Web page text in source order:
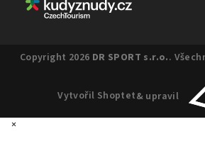
Copyright 2026 DR SPORT s.r.o..
Vytvořil Shoptet& upravil
×